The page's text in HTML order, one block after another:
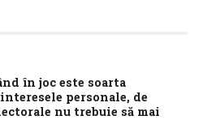
în joc este soarta
personale, de
nu trebuie să mai